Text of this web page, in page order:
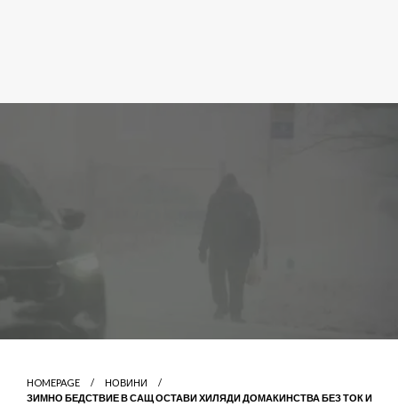
HOMEPAGE
НОВИНИ
ЗИМНО БЕДСТВИЕ В САЩ ОСТАВИ ХИЛЯДИ ДОМАКИНСТВА БЕЗ ТОК И